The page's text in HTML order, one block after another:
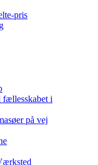
pris
fællesskabet i
på vej